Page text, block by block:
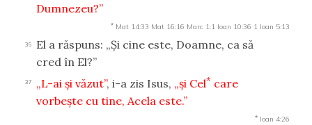
Dumnezeu?”
* Mat 14:33 Mat 16:16 Marc 1:1 Ioan 10:36 1 Ioan 5:13
36
El a răspuns: „Şi cine este, Doamne, ca să
cred în El?”
37 „L-ai şi văzut”, i-a zis Isus, „şi Cel* care
vorbeşte cu tine, Acela este.”
* Ioan 4:26